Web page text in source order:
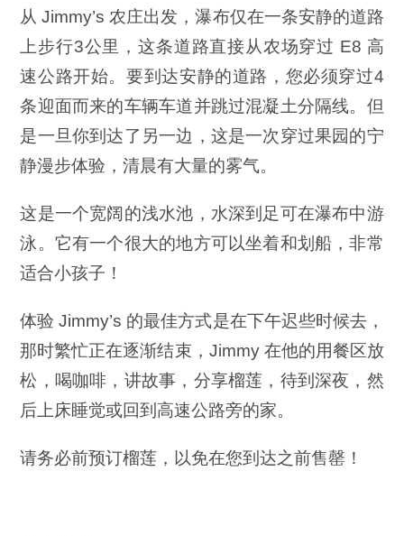
从 Jimmy’s 农庄出发，瀑布仅在一条安静的道路
上步行3公里，这条道路直接从农场穿过 E8 高
速公路开始。要到达安静的道路，您必须穿过4
条迎面而来的车辆车道并跳过混凝土分隔线。但
是一旦你到达了另一边，这是一次穿过果园的宁
静漫步体验，清晨有大量的雾气。
这是一个宽阔的浅水池，水深到足可在瀑布中游
泳。它有一个很大的地方可以坐着和划船，非常
适合小孩子！
体验 Jimmy’s 的最佳方式是在下午迟些时候去，
那时繁忙正在逐渐结束，Jimmy 在他的用餐区放
松，喝咖啡，讲故事，分享榴莲，待到深夜，然
后上床睡觉或回到高速公路旁的家。
请务必前预订榴莲，以免在您到达之前售罄！